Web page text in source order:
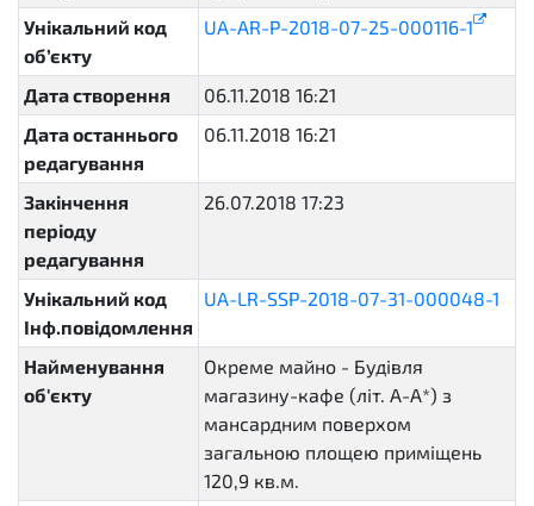
Унікальний код
об’єкту
UA-AR-P-2018-07-25-000116-1
Дата створення
06.11.2018 16:21
Дата останнього
редагування
06.11.2018 16:21
Закінчення
періоду
редагування
26.07.2018 17:23
Унікальний код
Інф.повідомлення
UA-LR-SSP-2018-07-31-000048-1
Найменування
об'єкту
Окреме майно - Будівля
магазину-кафе (літ. А-А*) з
мансардним поверхом
загальною площею приміщень
120,9 кв.м.